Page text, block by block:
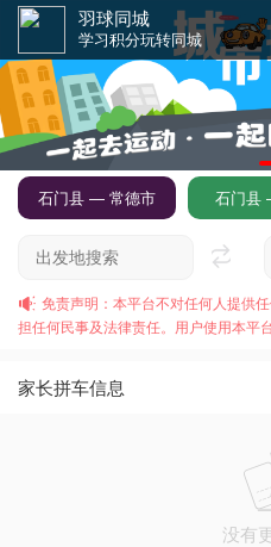
石门县 — 常德市 石门县
免责声明：本平台不对任何人提供
担任何民事及法律责任。用户使用本平
家长拼车信息
没有
羽球同城
学习积分玩转同城